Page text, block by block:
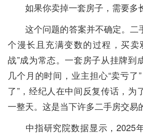
如果你卖掉一套房子，需要多
这个问题的答案并不确定。二
个漫长且充满变数的过程，买卖
战”成为常态。一套房子从挂牌到
几个月的时间，业主担心“卖亏了
了”，经纪人在中间反复传话，为
一整天。这是当下许多二手房交易
中指研究院数据显示，2025